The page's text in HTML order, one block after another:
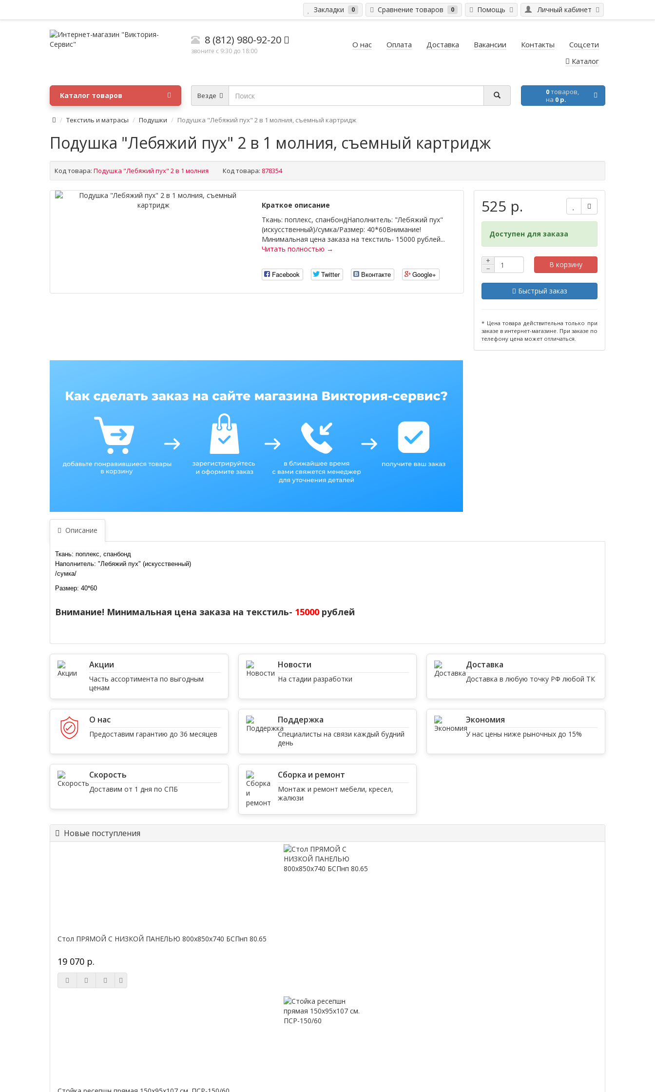
Личный кабинет
Помощь
Закладки 0 Сравнение товаров 0
8 (812) 980-92-20
звоните с 9:30 до 18:00
О нас Оплата Доставка Вакансии Контакты
Соцсети
Каталог
Везде 0товаров,
на 0 р.
Каталог товаров
Текстиль и матрасы Подушки Подушка "Лебяжий пух" 2 в 1 молния, съемный картридж
Подушка "Лебяжий пух" 2 в 1 молния, съемный картридж
Код товара: Подушка "Лебяжий пух" 2 в 1 молния Код товара: 878354
Краткое описание
Ткань: поплекс, спанбондНаполнитель: "Лебяжий пух"
(искусственный)/сумка/Размер: 40*60Внимание!
Минимальная цена заказа на текстиль- 15000 рублей...
Читать полностью →
Facebook Twitter Вконтакте Google+
525 р.
Доступен для заказа
+
−
В корзину
Быстрый заказ
* Цена товара действительна только при
заказе в интернет-магазине. При заказе по
телефону цена может отличаться.
Описание
Ткань: поплекс, спанбонд
Наполнитель: "Лебяжий пух" (искусственный)
/сумка/
Размер: 40*60
Внимание! Минимальная цена заказа на текстиль- 15000 рублей
Акции
Часть ассортимента по выгодным
ценам
Новости
На стадии разработки
Доставка
Доставка в любую точку РФ любой ТК
О нас
Предоставим гарантию до 36 месяцев
Поддержка
Специалисты на связи каждый будний
день
Экономия
У нас цены ниже рыночных до 15%
Скорость
Доставим от 1 дня по СПБ
Сборка и ремонт
Монтаж и ремонт мебели, кресел,
жалюзи
Новые поступления
Стол ПРЯМОЙ С НИЗКОЙ ПАНЕЛЬЮ 800х850х740 БСПнп 80.65
19 070 р.